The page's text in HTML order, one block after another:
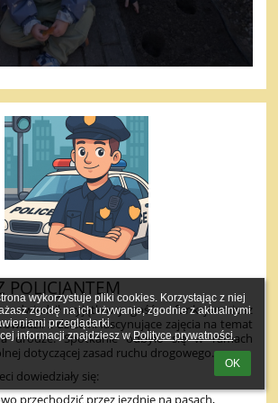
wykorzystuje pliki cookies. Korzystając z niej
zgodę na ich używanie, zgodnie z aktualnymi
przeglądarki.
informacji znajdziesz w Polityce prywatności.
OK
POLICJANTEM
odwiedził wyjątkowy gość – funkcjonariusz
z dziećmi fascynujące zajęcia na temat
drodze. Spotkanie odbyło się w ramach
dotyczącej zasad ruchu drogowego.
dowiedziały się:
przechodzić przez jezdnię na pasach,